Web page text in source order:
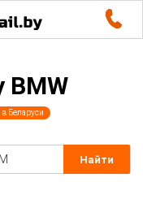
BMW
Беларуси